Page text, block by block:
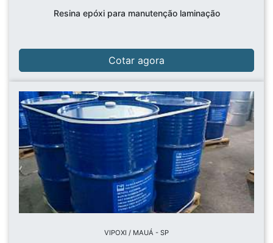
Resina epóxi para manutenção laminação
Cotar agora
VIPOXI / MAUÁ - SP